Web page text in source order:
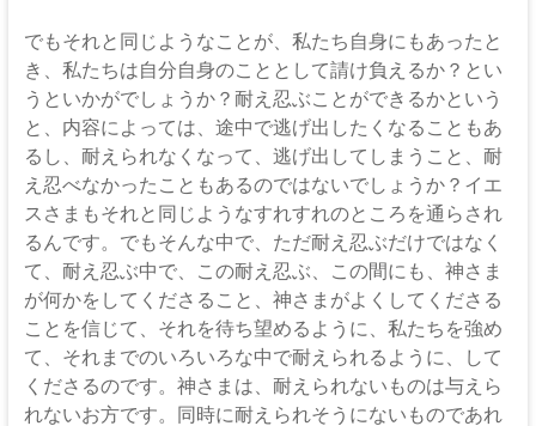
でもそれと同じようなことが、私たち自身にもあったと
き、私たちは自分自身のこととして請け負えるか？とい
うといかがでしょうか？耐え忍ぶことができるかという
と、内容によっては、途中で逃げ出したくなることもあ
るし、耐えられなくなって、逃げ出してしまうこと、耐
え忍べなかったこともあるのではないでしょうか？イエ
スさまもそれと同じようなすれすれのところを通らされ
るんです。でもそんな中で、ただ耐え忍ぶだけではなく
て、耐え忍ぶ中で、この耐え忍ぶ、この間にも、神さま
が何かをしてくださること、神さまがよくしてくださる
ことを信じて、それを待ち望めるように、私たちを強め
て、それまでのいろいろな中で耐えられるように、して
くださるのです。神さまは、耐えられないものは与えら
れないお方です。同時に耐えられそうにないものであれ